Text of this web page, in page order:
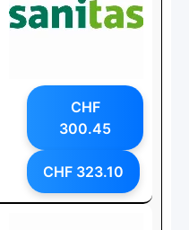
CHF
300.45
CHF 323.10